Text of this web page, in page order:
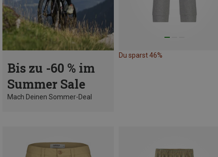
Bis zu -60 % im
Summer Sale
Mach Deinen Sommer-Deal
Du sparst 46%